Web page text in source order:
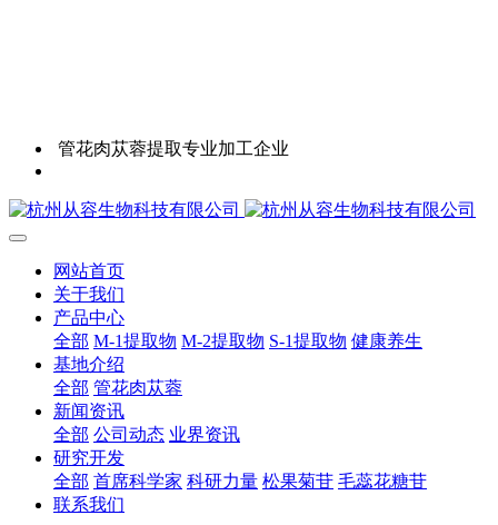
管花肉苁蓉提取专业加工企业
网站首页
关于我们
产品中心
全部 M-1提取物 M-2提取物 S-1提取物 健康养生
基地介绍
全部 管花肉苁蓉
新闻资讯
全部 公司动态 业界资讯
研究开发
全部 首席科学家 科研力量 松果菊苷 毛蕊花糖苷
联系我们